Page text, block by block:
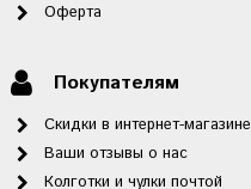
Оферта
Покупателям
Скидки в интернет-магазине
Ваши отзывы о нас
Колготки и чулки почтой